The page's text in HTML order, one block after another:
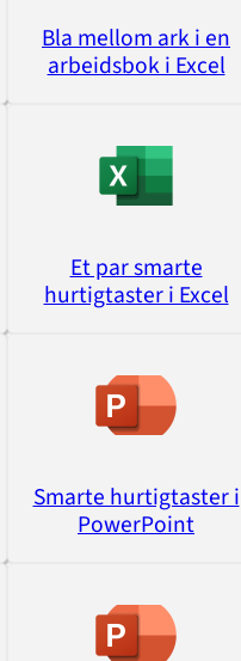
Bla mellom ark i en
arbeidsbok i Excel
Et par smarte
hurtigtaster i Excel
Smarte hurtigtaster i
PowerPoint